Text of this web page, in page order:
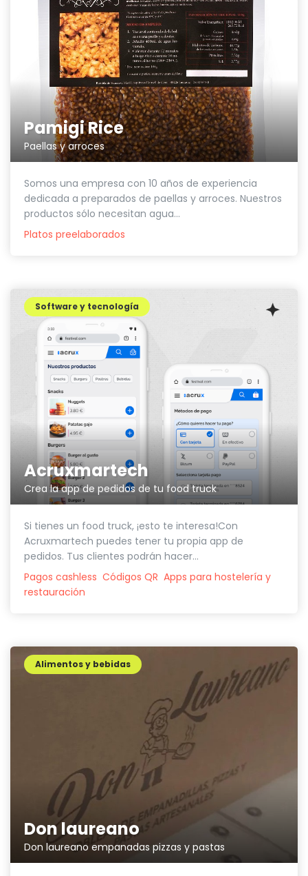
Pamigi Rice
Paellas y arroces
Somos una empresa con 10 años de experiencia
dedicada a preparados de paellas y arroces. Nuestros
productos sólo necesitan agua...
Platos preelaborados
Acruxmartech
Crea la app de pedidos de tu food truck
Software y tecnología
Si tienes un food truck, ¡esto te interesa!Con
Acruxmartech puedes tener tu propia app de
pedidos. Tus clientes podrán hacer...
Pagos cashless Códigos QR Apps para hostelería y
restauración
Don laureano
Don laureano empanadas pizzas y pastas
Alimentos y bebidas